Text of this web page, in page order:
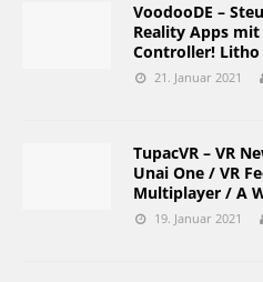
VoodooDE –
Reality Apps
Controller! Litho
21. Januar 2021
TupacVR – VR
Unai One / VR
Multiplayer / A
19. Januar 2021